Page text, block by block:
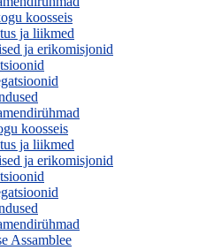
koosseis
ja liikmed
ja erikomisjonid
koosseis
ja liikmed
ja erikomisjonid
Assamblee